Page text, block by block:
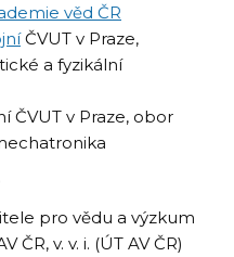
věd ČR
ČVUT v Praze,
a fyzikální
ČVUT v Praze, obor
pro vědu a výzkum
v. v. i. (ÚT AV ČR)